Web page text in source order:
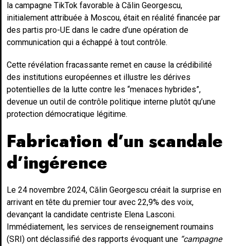
la campagne TikTok favorable à Călin Georgescu,
initialement attribuée à Moscou, était en réalité financée par
des partis pro-UE dans le cadre d’une opération de
communication qui a échappé à tout contrôle.
Cette révélation fracassante remet en cause la crédibilité
des institutions européennes et illustre les dérives
potentielles de la lutte contre les “menaces hybrides”,
devenue un outil de contrôle politique interne plutôt qu’une
protection démocratique légitime.
Fabrication d’un scandale
d’ingérence
Le 24 novembre 2024, Călin Georgescu créait la surprise en
arrivant en tête du premier tour avec 22,9% des voix,
devançant la candidate centriste Elena Lasconi.
Immédiatement, les services de renseignement roumains
(SRI) ont déclassifié des rapports évoquant une “campagne